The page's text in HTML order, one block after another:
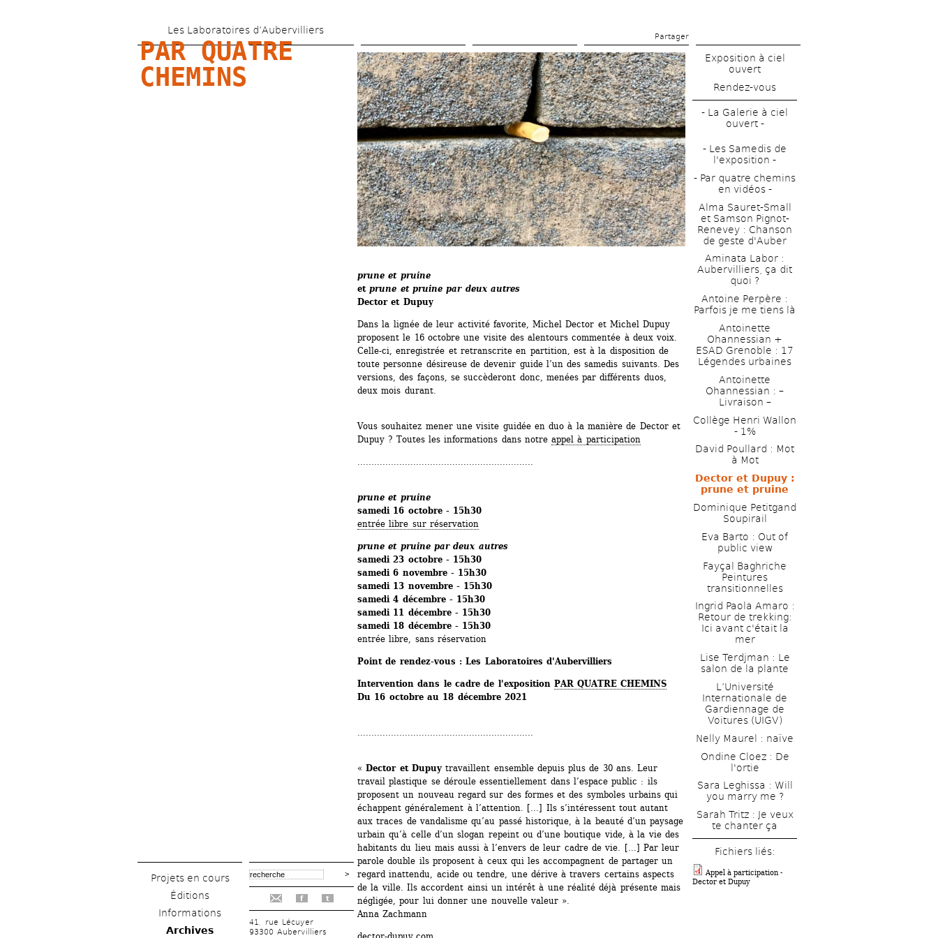
contenu
principal
Les Laboratoires d’Aubervilliers
Partager
PAR QUATRE
CHEMINS
Projets en cours
Éditions
Informations
Archives
f t
41, rue Lécuyer
93300 Aubervilliers
prune et pruine
etprune et pruine par deux autres
Dector et Dupuy
Dans la lignée de leur activité favorite, Michel Dector et Michel Dupuy
proposent le 16 octobre une visite des alentours commentée à deux voix.
Celle-ci, enregistrée et retranscrite en partition, est à la disposition de
toute personne désireuse de devenir guide l’un des samedis suivants. Des
versions, des façons, se succèderont donc, menées par différents duos,
deux mois durant.
Vous souhaitez mener une visite guidée en duo à la manière de Dector et
Dupuy ? Toutes les informations dans notre appel à participation
...............................................................
prune et pruine
samedi 16 octobre - 15h30
entrée libre sur réservation
prune et pruine par deux autres
samedi 23 octobre - 15h30
samedi 6 novembre - 15h30
samedi 13 novembre - 15h30
samedi 4 décembre - 15h30
samedi 11 décembre - 15h30
samedi 18 décembre - 15h30
entrée libre, sans réservation
Point de rendez-vous : Les Laboratoires d'Aubervilliers
Intervention dans le cadre de l'exposition PAR QUATRE CHEMINS
Du 16 octobre au 18 décembre 2021
...............................................................
« Dector et Dupuytravaillent ensemble depuis plus de 30 ans. Leur
travail plastique se déroule essentiellement dans l’espace public : ils
proposent un nouveau regard sur des formes et des symboles urbains qui
échappent généralement à l’attention. [...] Ils s’intéressent tout autant
aux traces de vandalisme qu’au passé historique, à la beauté d’un paysage
urbain qu’à celle d’un slogan repeint ou d’une boutique vide, à la vie des
habitants du lieu mais aussi à l’envers de leur cadre de vie. [...] Par leur
parole double ils proposent à ceux qui les accompagnent de partager un
regard inattendu, acide ou tendre, une dérive à travers certains aspects
de la ville. Ils accordent ainsi un intérêt à une réalité déjà présente mais
négligée, pour lui donner une nouvelle valeur ».
Anna Zachmann
Exposition à ciel
ouvert
Rendez-vous
- La Galerie à ciel
ouvert -
- Les Samedis de
l'exposition -
- Par quatre chemins
en vidéos -
Alma Sauret-Small
et Samson Pignot-
Renevey : Chanson
de geste d'Auber
Aminata Labor :
Aubervilliers, ça dit
quoi ?
Antoine Perpère :
Parfois je me tiens là
Antoinette
Ohannessian +
ESAD ­Grenoble : 17
Légendes urbaines
Antoinette
Ohannessian : –
Livraison –
Collège Henri Wallon
- 1%
David Poullard : Mot
à Mot
Dector et Dupuy :
prune et pruine
Dominique Petitgand
Soupirail
Eva Barto : Out of
public view
Fayçal Baghriche
Peintures
transitionnelles
Ingrid Paola Amaro :
Retour de trekking:
Ici avant c'était la
mer
Lise Terdjman : Le
salon de la plante
L’Université
Internationale de
Gardiennage de
Voitures (UIGV)
Nelly Maurel : naïve
Ondine Cloez : De
l'ortie
Sara Leghissa : Will
you marry me ?
Sarah Tritz : Je veux
te chanter ça
Fichiers liés:
Appel à participation -
Dector et Dupuy